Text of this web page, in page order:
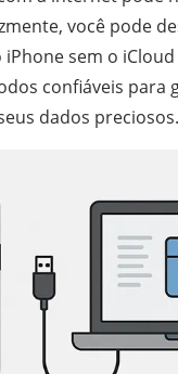
você pode
sem o
confiáveis ​​para
dados preciosos.